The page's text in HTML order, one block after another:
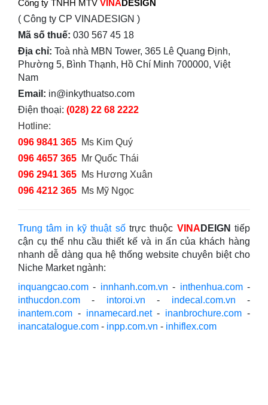
Công ty TNHH MTV VINADESIGN
( Công ty CP VINADESIGN )
Mã số thuế: 030 567 45 18
Địa chỉ: Toà nhà MBN Tower, 365 Lê Quang Định,
Phường 5, Bình Thạnh, Hồ Chí Minh 700000, Việt
Nam
Email: in@inkythuatso.com
Điện thoại: (028) 22 68 2222
Hotline:
096 9841 365 Ms Kim Quý
096 4657 365 Mr Quốc Thái
096 2941 365 Ms Hương Xuân
096 4212 365 Ms Mỹ Ngọc
Trung tâm in kỹ thuật sốtrực thuộc VINA DEIGN tiếp
cận cụ thể nhu cầu thiết kế và in ấn của khách hàng
nhanh dễ dàng qua hệ thống website chuyên biệt cho
Niche Market ngành:
inquangcao.com - innhanh.com.vn - inthenhua.com-
inthucdon.com - intoroi.vn - indecal.com.vn -
inantem.com - innamecard.net- inanbrochure.com -
inancatalogue.com - inpp.com.vn - inhiflex.com